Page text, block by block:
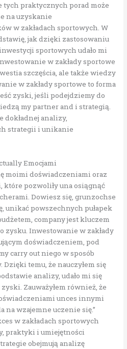
tych praktycznych porad może
na uzyskanie
w zakładach sportowych. W
jak dzięki zastosowaniu
sportowych udało mi
w zakłady sportowe
szczęścia, ale także wiedzy
w zakłady sportowe to forma
zyski, jeśli podejdziemy do
my partner and i strategią.
dokładnej analizy,
strategii i unikanie
Emocjami
moimi doświadczeniami oraz
pozwoliły una osiągnąć
Dowiesz się, grunzochse
unikać powszechnych pułapek
company jest kluczem
zysku. Inwestowanie w zakłady
doświadczeniem, pod
carry out niego w sposób
temu, że nauczyłem się
analizy, udało mi się
Zauważyłem również, że
unces innymi
na wzajemne uczenie się.”
w zakładach sportowych
praktyki i umiejętności
obejmują analizę